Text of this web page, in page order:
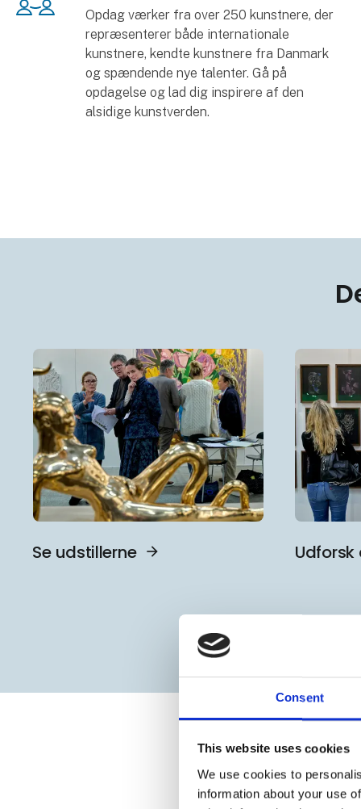
Consent
This website uses cookies
We use cookies to
information about your use
Opdag værker fra over 250 kunstnere, der
repræsenterer både internationale
kunstnere, kendte kunstnere fra Danmark
og spændende nye talenter. Gå på
opdagelse og lad dig inspirere af den
alsidige kunstverden.
Se udstillerne
Fremtidens